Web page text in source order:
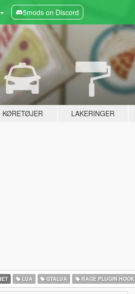
5mods on Discord
KØRETØJER LAKERINGER
LUA GTALUA RAGE PLUGIN HOOK